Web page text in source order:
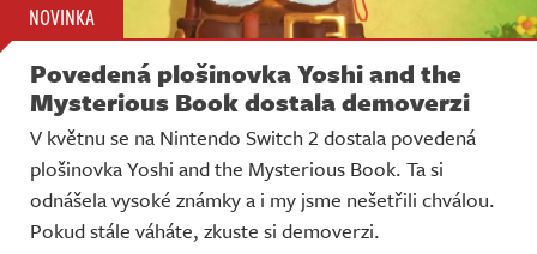
NOVINKA
Povedená plošinovka Yoshi and the
Mysterious Book dostala demoverzi
V květnu se na Nintendo Switch 2 dostala povedená
plošinovka Yoshi and the Mysterious Book. Ta si
odnášela vysoké známky a i my jsme nešetřili chválou.
Pokud stále váháte, zkuste si demoverzi.